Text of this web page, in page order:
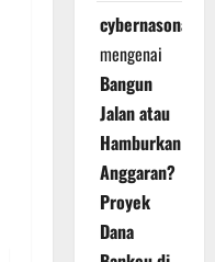
cybernasonal
mengenai
Bangun
Jalan atau
Hamburkan
Anggaran?
Proyek
Dana